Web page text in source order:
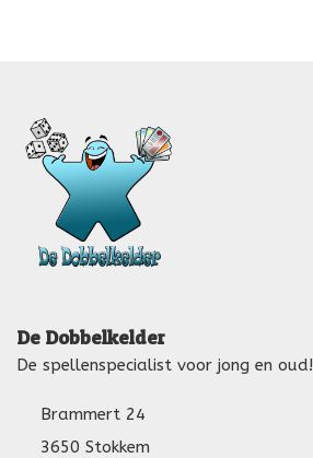
De Dobbelkelder
De spellenspecialist voor jong en oud!
Brammert 24
3650 Stokkem